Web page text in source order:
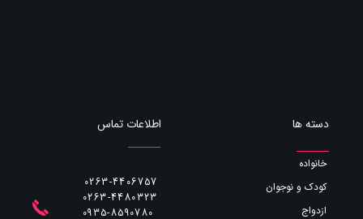
خانواده
کودک و نوجوان
ازدواج
دسته ها اطلاعات تماس
0263-4406757
0263-4480323